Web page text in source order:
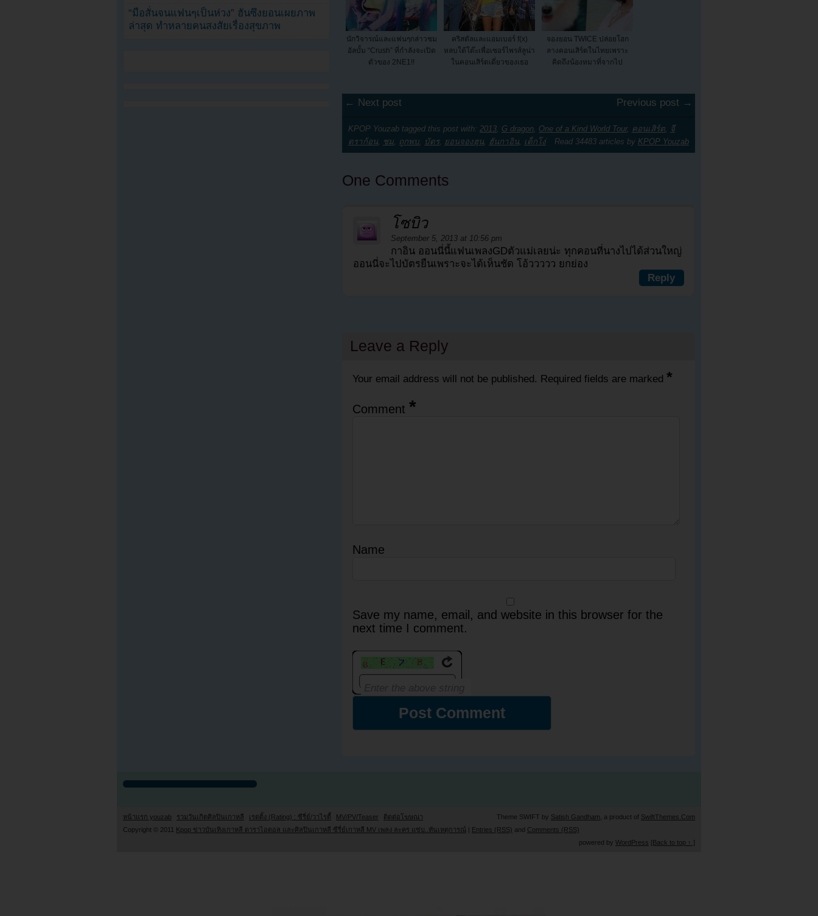
นักวิจารณ์และแฟนๆกล่าวชม
อัลบั้ม “Crush” ที่กำลังจะเปิด
ตัวของ 2NE1!!
คริสตัลและแอมเบอร์ f(x)
หลบใต้โต๊ะเพื่อเซอร์ไพรส์ลูน่า
ในคอนเสิร์ตเดี่ยวของเธอ
จองยอน TWICE ปล่อยโฮก
ลางคอนเสิร์ตในไทยเพราะ
คิดถึงน้องหมาที่จากไป
← Next post Previous post →
KPOP Youzab tagged this post with: 2013 G dragon One of a Kind World Tour, คอนเสิร์ต
จี
ดราก้อน
ชม ถูกพบ บัตร, ยอนจองฮุน ฮันกาอิน เด็กโง่ Read 34483 articles by KPOP Youzab
One Comments
โซบิว
September 5, 2013 at 10:56 pm
กาอิน ออนนี่นี้แฟนเพลงGDตัวแม่เลยน่ะ ทุกคอนที่นางไปได้ส่วนใหญ่
ออนนี่จะไปบัตรยืนเพราะจะได้เห็นชัด โอ้ววววว ยกย่อง
Reply
Leave a Reply
Your email address will not be published. Required fields are marked *
Comment *
Name
Save my name, email, and website in this browser for the
next time I comment.
“มือสั่นจนแฟนๆเป็นห่วง” ฮันซึงยอนเผยภาพ
ล่าสุด ทำหลายคนสงสัยเรื่องสุขภาพ
หน้าแรก youzab รวมวันเกิดศิลปินเกาหลี เรตติ้ง (Rating) : ซีรี่ย์/วาไรตี้ MV/PV/Teaser ติดต่อโฆษณา Theme SWIFT by Satish Gandham , a product of SwiftThemes.Com
Copyright © 2011 Kpop ข่าวบันเทิงเกาหลี ดาราไอดอล และศิลปินเกาหลี ซีรี่ย์เกาหลี MV เพลง ละคร แซ่บ..ทันเหตุการณ์ | Entries (RSS) and Comments (RSS)
powered by WordPress [Back to top ↑ ]